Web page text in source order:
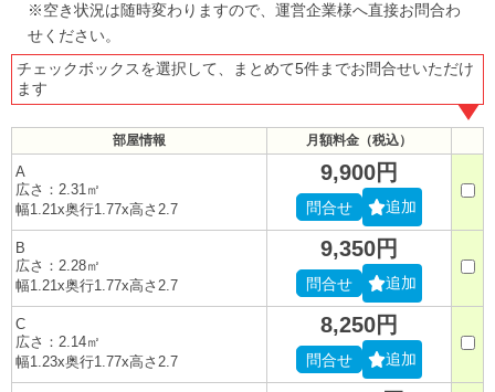
※空き状況は随時変わりますので、運営企業様へ直接お問合わ
せください。
チェックボックスを選択して、まとめて5件までお問合せいただけ
ます
部屋情報 月額料金（税込）
A
広さ：2.31㎡
幅1.21x奥行1.77x高さ2.7
9,900円
問合せ 追加
B
広さ：2.28㎡
幅1.21x奥行1.77x高さ2.7
9,350円
問合せ 追加
C
広さ：2.14㎡
幅1.23x奥行1.77x高さ2.7
8,250円
問合せ 追加